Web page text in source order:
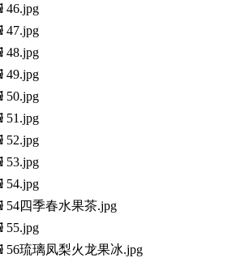
四季春水果茶.jpg
琉璃凤梨火龙果冰.jpg